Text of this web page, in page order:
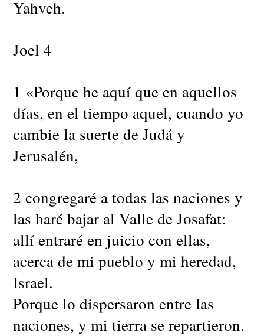
Yahveh.
Joel 4
1 «Porque he aquí que en aquellos
días, en el tiempo aquel, cuando yo
cambie la suerte de Judá y
Jerusalén,
2 congregaré a todas las naciones y
las haré bajar al Valle de Josafat:
allí entraré en juicio con ellas,
acerca de mi pueblo y mi heredad,
Israel.
Porque lo dispersaron entre las
naciones, y mi tierra se repartieron.